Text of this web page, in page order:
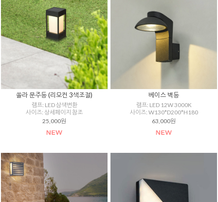
쏠라 문주등 (리모컨 3색조절)
램프: LED 삼색변환
사이즈: 상세페이지 참조
25,000원
베이스 벽등
램프: LED 12W 3000K
사이즈: W130*D200*H180
63,000원